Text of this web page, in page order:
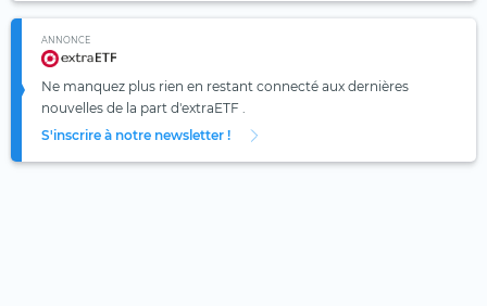
ANNONCE
Ne manquez plus rien en restant connecté aux dernières
nouvelles de la part d'extraETF .
S'inscrire à notre newsletter !